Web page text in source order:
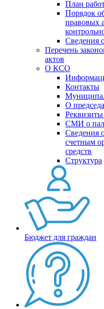
План
Порядок
правовых
Сведения
Перечень
актов
О КСО
Контакты
О
СМИ о
Сведения
счетным
средств
Структура
Бюджет для граждан